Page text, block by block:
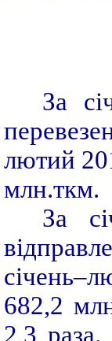
За
лютий
млн.ткм.
За
682,2
2,3